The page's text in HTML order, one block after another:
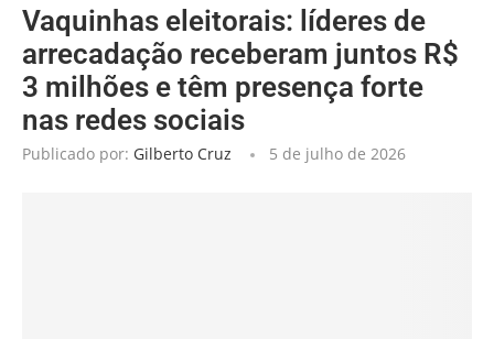
Vaquinhas eleitorais: líderes de
arrecadação receberam juntos R$
3 milhões e têm presença forte
nas redes sociais
Publicado por: Gilberto Cruz 5 de julho de 2026